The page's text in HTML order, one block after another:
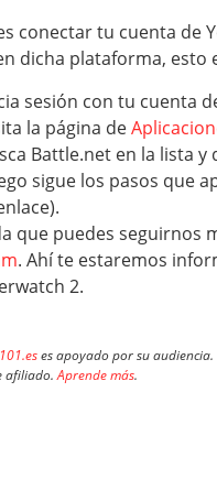
conectar tu cuenta de
dicha plataforma, esto
sesión con tu cuenta
la página de
Battle.net en la lista
sigue los pasos que
que puedes seguirnos
. Ahí te estaremos
2.
es apoyado por su
afiliado.Aprende más.